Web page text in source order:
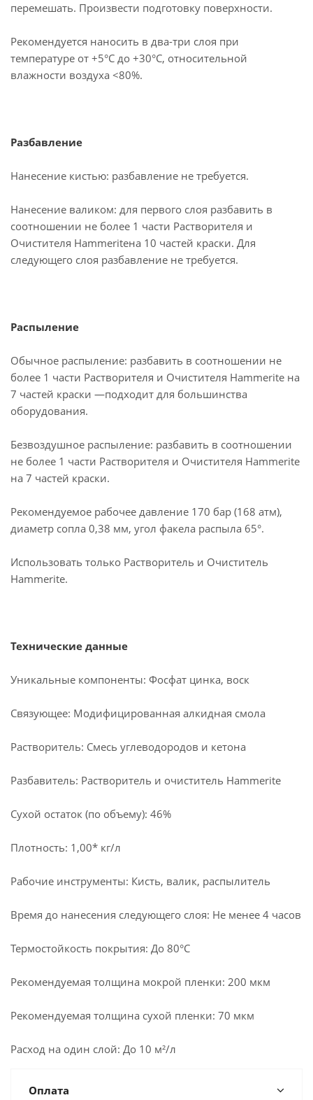
перемешать. Произвести подготовку поверхности.
Рекомендуется наносить в два-три слоя при
температуре от +5°С до +30°С, относительной
влажности воздуха <80%.
Разбавление
Нанесение кистью: разбавление не требуется.
Нанесение валиком: для первого слоя разбавить в
соотношении не более 1 части Растворителя и
Очистителя Hammeriteна 10 частей краски. Для
следующего слоя разбавление не требуется.
Распыление
Обычное распыление: разбавить в соотношении не
более 1 части Растворителя и Очистителя Hammerite на
7 частей краски —подходит для большинства
оборудования.
Безвоздушное распыление: разбавить в соотношении
не более 1 части Растворителя и Очистителя Hammerite
на 7 частей краски.
Рекомендуемое рабочее давление 170 бар (168 атм),
диаметр сопла 0,38 мм, угол факела распыла 65°.
Использовать только Растворитель и Очиститель
Hammerite.
Технические данные
Уникальные компоненты: Фосфат цинка, воск
Связующее: Модифицированная алкидная смола
Растворитель: Смесь углеводородов и кетона
Разбавитель: Растворитель и очиститель Hammerite
Сухой остаток (по объему): 46%
Плотность: 1,00* кг/л
Рабочие инструменты: Кисть, валик, распылитель
Время до нанесения следующего слоя: Не менее 4 часов
Термостойкость покрытия: До 80°С
Рекомендуемая толщина мокрой пленки: 200 мкм
Рекомендуемая толщина сухой пленки: 70 мкм
Расход на один слой: До 10 м²/л
Оплата